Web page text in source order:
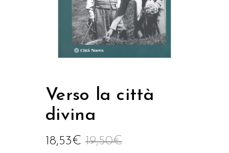
Verso la città
divina
19,50€
18,53€